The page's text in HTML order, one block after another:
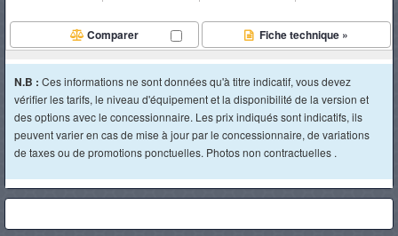
Fiche technique »
Comparer
N.B : Ces informations ne sont données qu'à titre indicatif, vous devez
vérifier les tarifs, le niveau d'équipement et la disponibilité de la version et
des options avec le concessionnaire. Les prix indiqués sont indicatifs, ils
peuvent varier en cas de mise à jour par le concessionnaire, de variations
de taxes ou de promotions ponctuelles. Photos non contractuelles .